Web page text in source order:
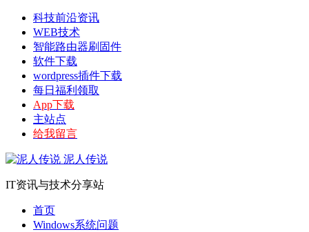
科技前沿资讯
WEB技术
智能路由器刷固件
软件下载
wordpress插件下载
每日福利领取
App下载
主站点
给我留言
泥人传说
IT资讯与技术分享站
首页
Windows系统问题